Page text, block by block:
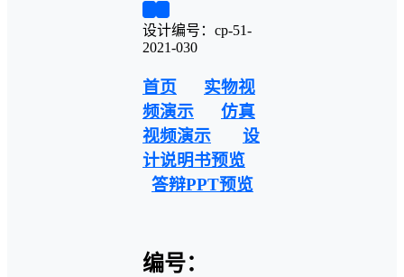
设计编号：cp-51-
2021-030
首页
实物视
频演示
仿真
视频演示
设
计说明书预览
答辩PPT预览
编号：